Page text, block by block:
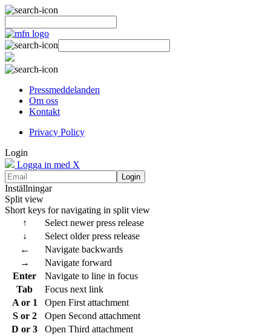
Pressmeddelanden
Om oss
Kontakt
Privacy Policy
Login
Logga in med X
Login
Inställningar
Split view
Short keys for navigating in split view
↑
Select newer press release
↓
Select older press release
←
Navigate backwards
→
Navigate forward
Enter
Navigate to line in focus
Tab
Focus next link
A or 1
Open First attachment
S or 2
Open Second attachment
D or 3
Open Third attachment